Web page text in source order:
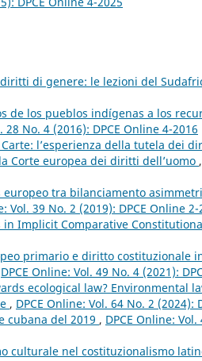
di genere: le lezioni del
de los pueblos indígenas a los
28 No. 4 (2016): DPCE Online 4-2016
l’esperienza della tutela dei
Corte europea dei diritti dell’uomo ,
europeo tra bilanciamento
Vol. 39 No. 2 (2019): DPCE Online 2-
in Implicit Comparative
primario e diritto costituzionale
DPCE Online: Vol. 49 No. 4 (2021):
ecological law? Environmental
, DPCE Online: Vol. 64 No. 2 (2024):
cubana del 2019 , DPCE Online: Vol.
culturale nel costituzionalismo